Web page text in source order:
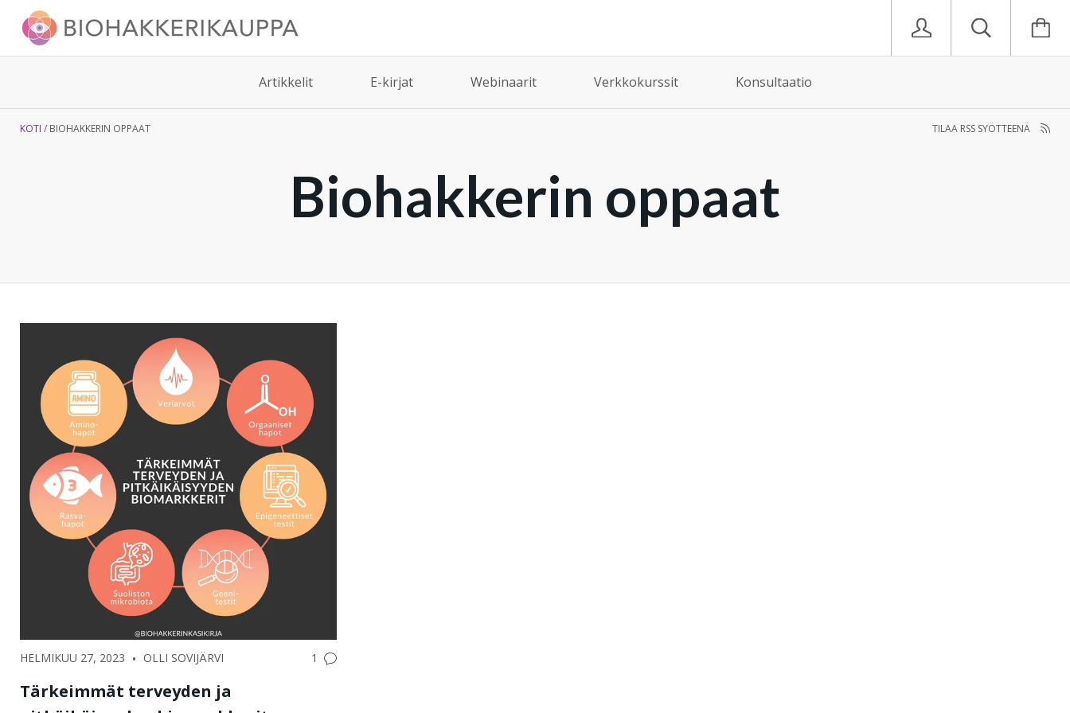
Artikkelit E-kirjat Webinaarit Verkkokurssit Konsultaatio
KOTI BIOHAKKERIN OPPAAT TILAA RSS SYÖTTEENÄ
Biohakkerin oppaat
HELMIKUU 27, 2023 • OLLI SOVIJÄRVI 1
Tärkeimmät terveyden ja